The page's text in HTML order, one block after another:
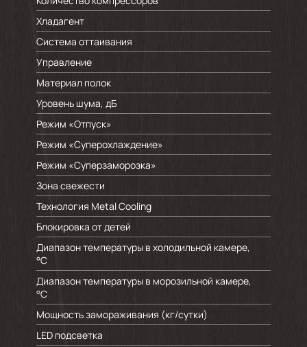
Хладагент
Система оттаивания
Управление
Материал полок
Уровень шума, дБ
Режим «Отпуск»
Режим «Суперохлаждение»
Режим «Суперзаморозка»
Зона свежести
Технология Metal Cooling
Блокировка от детей
Диапазон температуры в холодильной камере,
°C
Диапазон температуры в морозильной камере,
°C
Мощность замораживания (кг/cутки)
LED подсветка